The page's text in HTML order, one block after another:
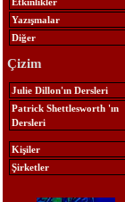
Yazışmalar
Diğer
Çizim
Julie Dillon'ın Dersleri
Patrick Shettlesworth 'ın
Dersleri
Kişiler
Şirketler